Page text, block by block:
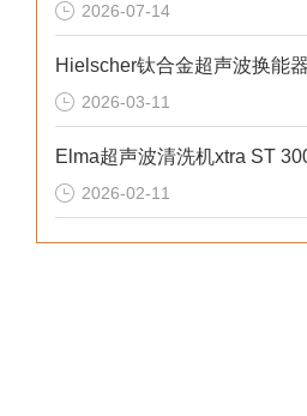
2026-07-14
2026-03-11
2026-02-11